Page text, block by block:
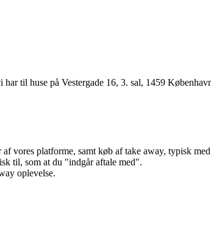
til huse på Vestergade 16, 3. sal, 1459
vores platforme, samt køb af take away, typisk
til, som at du "indgår aftale med".
oplevelse.